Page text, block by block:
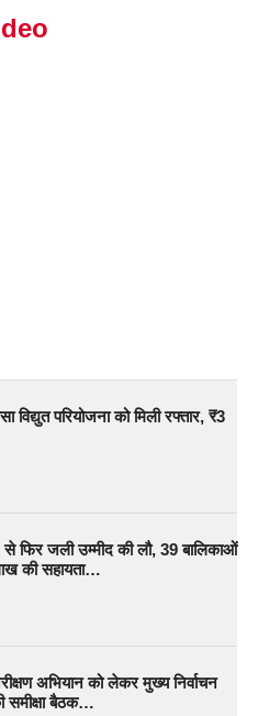
विद्युत परियोजना को मिली रफ्तार, ₹3
फिर जली उम्मीद की लौ, 39 बालिकाओं
की सहायता…
अभियान को लेकर मुख्य निर्वाचन
समीक्षा बैठक…